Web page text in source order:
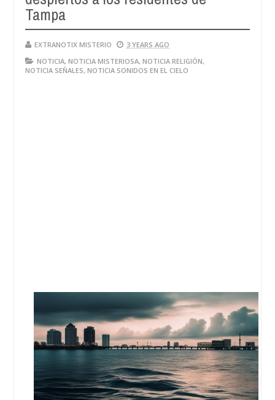
Tampa
EXTRANOTIX MISTERIO
3 YEARS AGO
NOTICIA, NOTICIA MISTERIOSA, NOTICIA RELIGIÓN,
NOTICIA SEÑALES, NOTICIA SONIDOS EN EL CIELO